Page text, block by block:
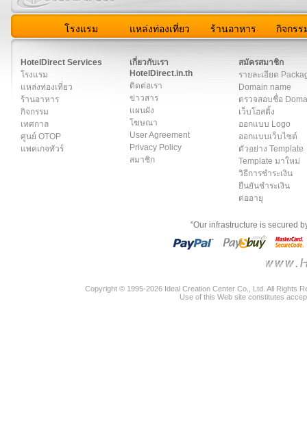
โรงแรม แหล่งท่องเที่ยว ร้านอาหาร กิจกรร
HotelDirect Services
โรงแรม
แหล่งท่องเที่ยว
ร้านอาหาร
กิจกรรม
เทศกาล
ศูนย์ OTOP
แพคเกจทัวร์
เกี่ยวกับเรา
HotelDirect.in.th
ติดต่อเรา
ข่าวสาร
แผนผัง
โฆษณา
User Agreement
Privacy Policy
สมาชิก
สมัครสมาชิก
รายละเอียด
Domain name
ตรวจสอบชื่อ
เว็บโฮสติ้ง
ออกแบบ Logo
ออกแบบเว็บไซต์
ตัวอย่าง Template
Template มาใหม่
วิธีการชำระเงิน
ยืนยันชำระเงิน
ต่ออายุ
"Our infrastructure is secured
Copyright © 1995-2026 Ideal Creation Center Co., Ltd. All Rights
Use of this Web site constitutes